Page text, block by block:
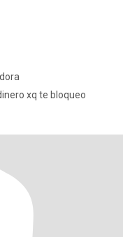
xq te bloqueo